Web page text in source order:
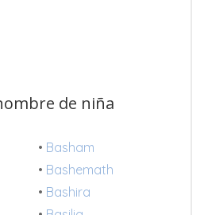
de niña
• Basham
• Bashemath
• Bashira